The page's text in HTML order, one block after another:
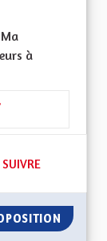
à
50 ABONNÉS
SUIVRE